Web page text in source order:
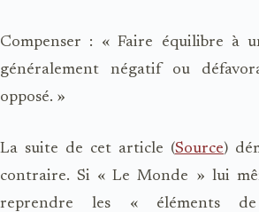
Compenser : « Faire équilibre à
généralement négatif ou
opposé. »
La suite de cet article (Source)
contraire. Si « Le Monde » lui
reprendre les « éléments